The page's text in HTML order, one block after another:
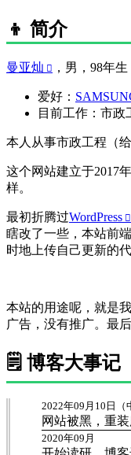
👦 简介
曼亚灿 ，男，98年生
爱好：
目前工作：市政
本人从事市政工程（
这个网站建立于2017
样。
最初折腾过WordPress
瞎改了一些，本站前
时地上传自己更新的
本站的用途呢，就是
广告，没有推广。最
🗒️ 博客大事记
2022年09月10日（
网站被黑，重
2020年09月